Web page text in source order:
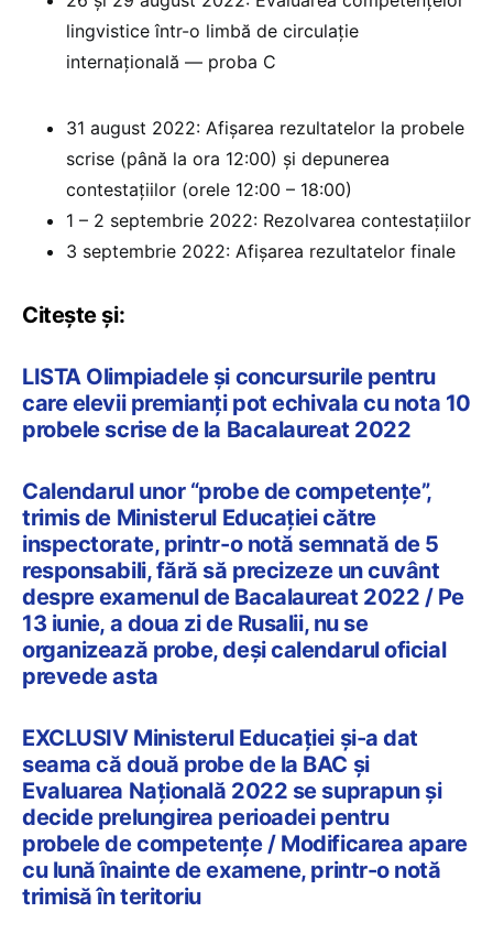
lingvistice într-o limbă de circulație
internațională — proba C
31 august 2022: Afișarea rezultatelor la probele
scrise (până la ora 12:00) și depunerea
contestațiilor (orele 12:00 – 18:00)
1 – 2 septembrie 2022: Rezolvarea contestațiilor
3 septembrie 2022: Afișarea rezultatelor finale
Citește și:
LISTA Olimpiadele și concursurile pentru
care elevii premianți pot echivala cu nota 10
probele scrise de la Bacalaureat 2022
Calendarul unor “probe de competențe”,
trimis de Ministerul Educației către
inspectorate, printr-o notă semnată de 5
responsabili, fără să precizeze un cuvânt
despre examenul de Bacalaureat 2022 / Pe
13 iunie, a doua zi de Rusalii, nu se
organizează probe, deși calendarul oficial
prevede asta
EXCLUSIV Ministerul Educației și-a dat
seama că două probe de la BAC și
Evaluarea Națională 2022 se suprapun și
decide prelungirea perioadei pentru
probele de competențe / Modificarea apare
cu lună înainte de examene, printr-o notă
trimisă în teritoriu